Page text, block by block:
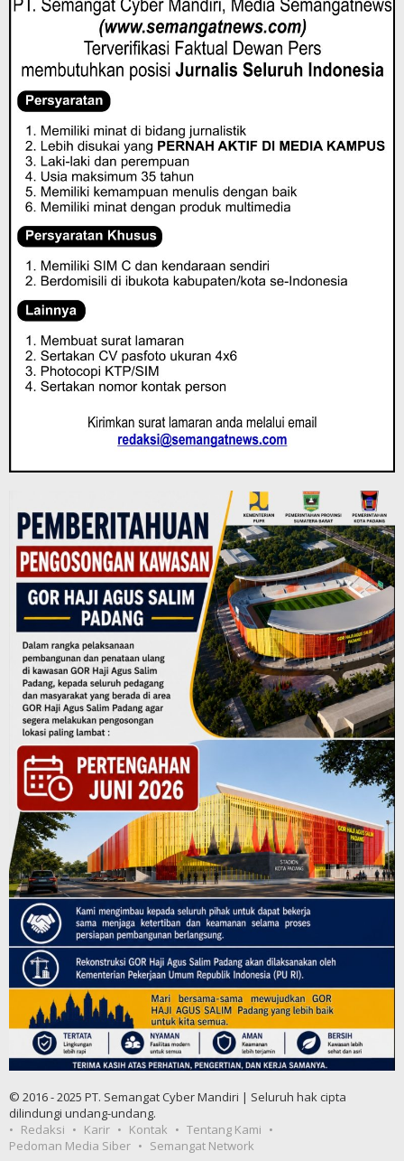
© 2016 - 2025 PT. Semangat Cyber Mandiri | Seluruh hak cipta
dilindungi undang-undang.
Redaksi
Karir Kontak
Tentang Kami
Pedoman Media Siber
Semangat Network